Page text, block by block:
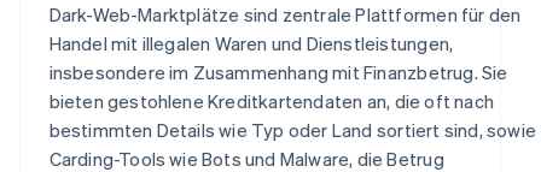
Dark-Web-Marktplätze sind zentrale Plattformen für den
Handel mit illegalen Waren und Dienstleistungen,
insbesondere im Zusammenhang mit Finanzbetrug. Sie
bieten gestohlene Kreditkartendaten an, die oft nach
bestimmten Details wie Typ oder Land sortiert sind, sowie
Carding-Tools wie Bots und Malware, die Betrug